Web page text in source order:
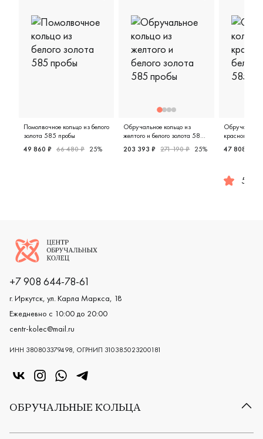
Помолвочное кольцо из белого
золота 585 пробы
Женские, белое золото 585 пробы, помолвочное
49 860 ₽ 66 480 ₽ 25%
Обручальное кольцо из
желтого и белого золота 585
Женские, парные, желтое и
203 393 ₽ 271 190 ₽ 25%
красного и
пробы
47 808 ₽
5.0
Логотип компании
+7 908 644-78-61
г. Иркутск, ул. Карла Маркса, 18
Ежедневно с 10:00 до 20:00
centr-kolec@mail.ru
ИНН 380803379498, ОГРНИП 310385023200181
«Центр колец» в VK
«Центр колец» в Instagram
«Центр колец» в Whatsapp
«Центр колец» в Telegram
ОБРУЧАЛЬНЫЕ КОЛЬЦА
Все обручальные кольца